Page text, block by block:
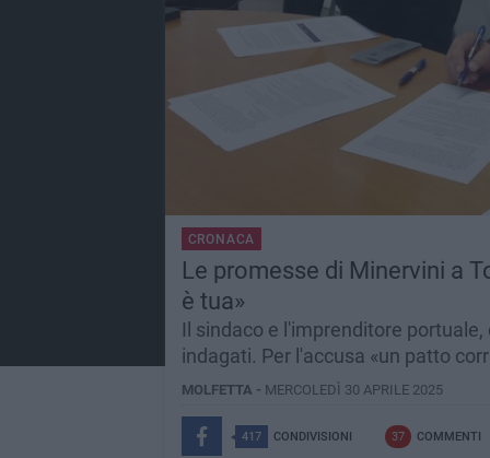
CRONACA
Le promesse di Minervini a
è tua»
Il sindaco e l'imprenditore
indagati. Per l'accusa «un patto
MOLFETTA - MERCOLEDÌ 30 APRILE 2025
417 CONDIVISIONI 37 COMMENTI